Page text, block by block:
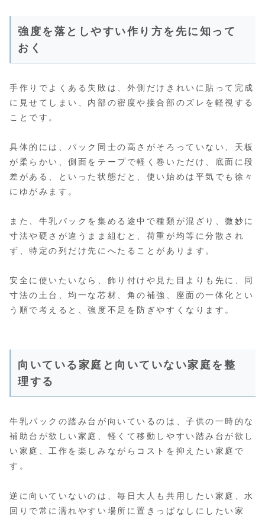
強度を落としやすい作り方を先に知って
おく
手作りでよくある失敗は、外側だけきれいに貼って完成
に見せてしまい、内部の密度や接合部のズレを軽視する
ことです。
具体的には、パック同士の高さがそろっていない、天板
が柔らかい、側面をテープで軽く巻いただけ、底面に段
差がある、といった状態だと、使い始めは平気でも徐々
にゆがみます。
また、牛乳パックを集める途中で種類が混ざり、微妙に
寸法や硬さが違うまま組むと、荷重が均等に分散され
ず、特定の列だけ先にへたることがあります。
安全に使いたいなら、飾り付けや見た目よりも先に、同
寸法の土台、均一な芯材、角の補強、座面の一体化とい
う順で考えると、強度不足を防ぎやすくなります。
向いている家庭と向いていない家庭を整
理する
牛乳パックの踏み台が向いているのは、子供の一時的な
補助台が欲しい家庭、軽くて移動しやすい踏み台が欲し
い家庭、工作を楽しみながらコストを抑えたい家庭で
す。
逆に向いていないのは、毎日大人も共用したい家庭、水
回りで常に濡れやすい場所に置きっぱなしにしたい家